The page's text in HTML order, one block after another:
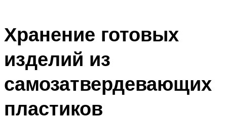
Хранение готовых
изделий из
самозатвердевающих
пластиков